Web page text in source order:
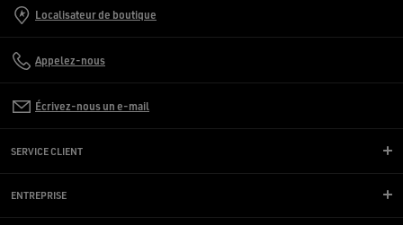
Localisateur de boutique
Appelez-nous
Écrivez-nous un e-mail
SERVICE CLIENT
ENTREPRISE